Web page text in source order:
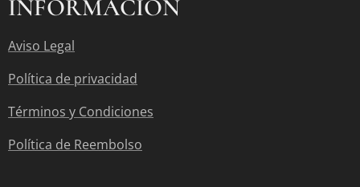
INFORMACIÓN
Aviso Legal
Política de privacidad
Términos y Condiciones
Política de Reembolso